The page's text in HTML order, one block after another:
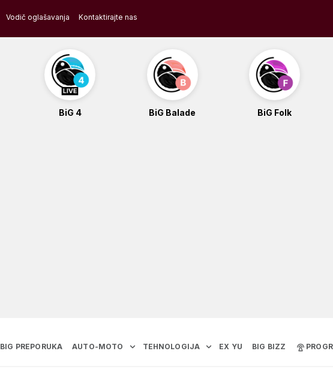
Vodič oglašavanja Kontaktirajte nas
BiG 4 BiG Balade BiG Folk
BIG PREPORUKA AUTO-MOTO TEHNOLOGIJA EX YU BIG BIZZ